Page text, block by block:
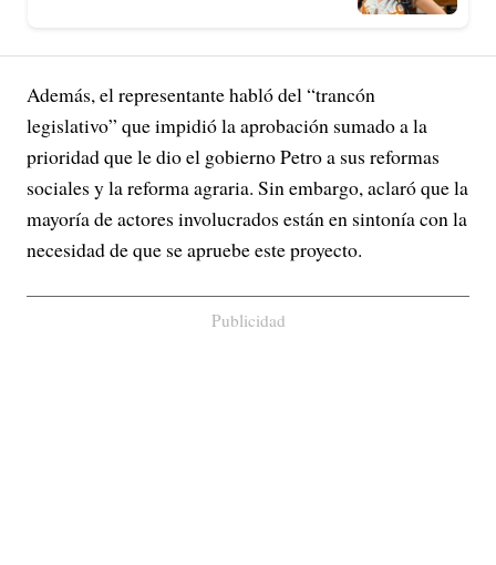
Además, el representante habló del “trancón
legislativo” que impidió la aprobación sumado a la
prioridad que le dio el gobierno Petro a sus reformas
sociales y la reforma agraria. Sin embargo, aclaró que la
mayoría de actores involucrados están en sintonía con la
necesidad de que se apruebe este proyecto.
Publicidad